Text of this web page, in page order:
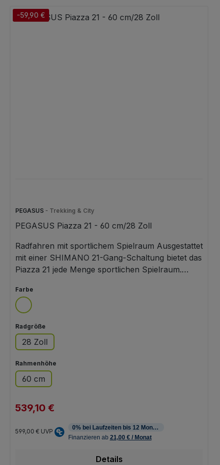
-59,90 €
PEGASUS - Trekking & City
PEGASUS Piazza 21 - 60 cm/28 Zoll
Radfahren mit sportlichem Spielraum Ausgestattet
mit einer SHIMANO 21-Gang-Schaltung bietet das
Piazza 21 jede Menge sportlichen Spielraum.
alles kann, nichts muss. Neben der entspannt-
sportlichen Sitzposition sorgt die robuste
Sportliche SHIMANO 21-Gang-Schaltung
Robuste SR SUNTOUR Federgabel Hochwertige
Straßenausstattung mit LED-Licht und
MonkeyLoad-Systemgepäckträger
Farbe
weiß
Radgröße
28 Zoll
Rahmenhöhe
60 cm
Verkaufspreis:
539,10 €
599,00 € UVP
Details